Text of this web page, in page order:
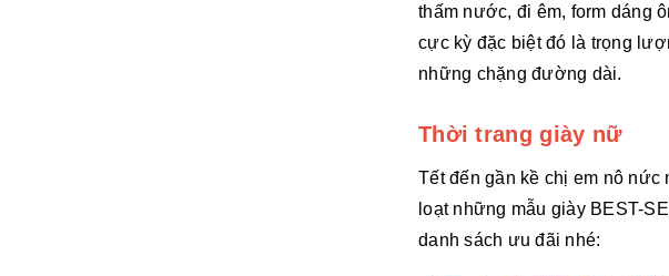
thấm nước, đi êm, form dáng
cực kỳ đặc biệt đó là trọng
những chặng đường dài.
Thời trang giày nữ
Tết đến gần kề chị em nô nức
loạt những mẫu giày BEST-
danh sách ưu đãi nhé: